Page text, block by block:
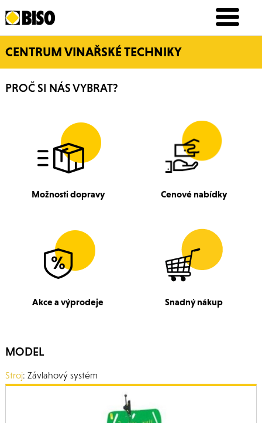
CENTRUM VINAŘSKÉ TECHNIKY
PROČ SI NÁS VYBRAT?
Možnosti dopravy Cenové nabídky
Akce a výprodeje Snadný nákup
MODEL
Stroj: Závlahový systém